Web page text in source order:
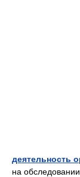
деятельность
на